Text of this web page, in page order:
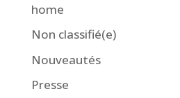
home
Non classifié(e)
Nouveautés
Presse